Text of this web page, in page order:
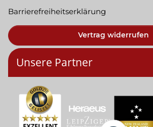
Barrierefreiheitserklärung
Vertrag widerrufen
Unsere Partner